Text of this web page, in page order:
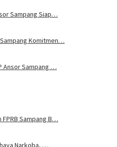
Sampang Siap…
Sampang Komitmen…
Ansor Sampang …
Sampang B…
Narkoba, …